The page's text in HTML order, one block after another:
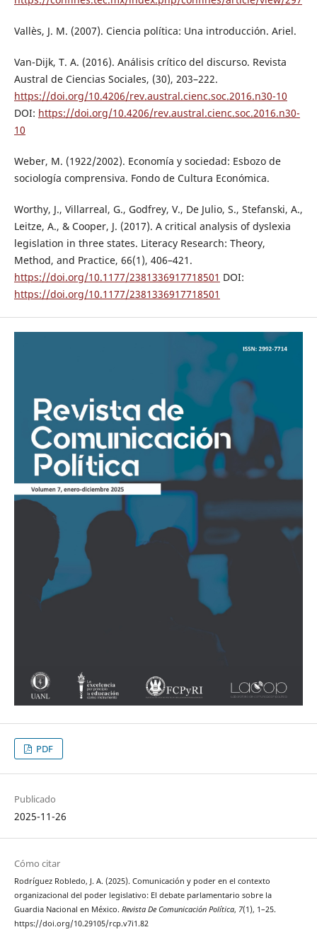
Vallès, J. M. (2007). Ciencia política: Una introducción. Ariel.
Van-Dijk, T. A. (2016). Análisis crítico del discurso. Revista
Austral de Ciencias Sociales, (30), 203–222.
https://doi.org/10.4206/rev.austral.cienc.soc.2016.n30-10
DOI: https://doi.org/10.4206/rev.austral.cienc.soc.2016.n30-
10
Weber, M. (1922/2002). Economía y sociedad: Esbozo de
sociología comprensiva. Fondo de Cultura Económica.
Worthy, J., Villarreal, G., Godfrey, V., De Julio, S., Stefanski, A.,
Leitze, A., & Cooper, J. (2017). A critical analysis of dyslexia
legislation in three states. Literacy Research: Theory,
Method, and Practice, 66(1), 406–421.
https://doi.org/10.1177/2381336917718501 DOI:
https://doi.org/10.1177/2381336917718501
PDF
Publicado
2025-11-26
Cómo citar
Rodríguez Robledo, J. A. (2025). Comunicación y poder en el contexto
organizacional del poder legislativo: El debate parlamentario sobre la
Guardia Nacional en México. Revista De Comunicación Política, 7(1), 1–25.
https://doi.org/10.29105/rcp.v7i1.82